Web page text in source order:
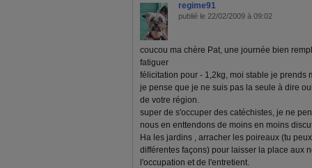
regime91
publié le 22/02/2009 à 09:02
coucou ma chère Pat, une journée bien
fatiguer
félicitation pour - 1,2kg, moi stable je prends
je pense que je ne suis pas la seule à dire
de votre région.
super de s'occuper des catéchistes, je ne
nous en enttendons de moins en moins
Ha les jardins , arracher les poireaux (tu
différentes façons) pour laisser la place aux
l'occupation et de l'entretient.